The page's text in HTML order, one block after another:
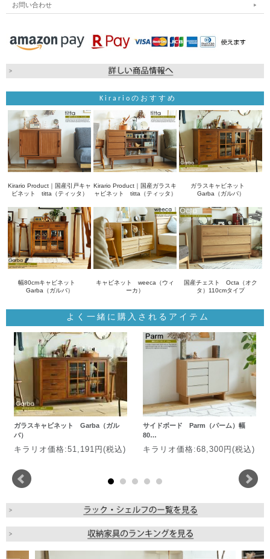
お問い合わせ
Kirarioのおすすめ
Kirario Product｜国産引戸キャ
ビネット titta（ティッタ）
Kirario Product｜国産ガラスキ
ャビネット titta（ティッタ）
ガラスキャビネット
Garba（ガルバ）
幅80cmキャビネット
Garba（ガルバ）
キャビネット weeca（ウィ
ーカ）
国産チェスト Octa（オク
タ）110cmタイプ
よく一緒に購入されるアイテム
ガラスキャビネット Garba（ガル
バ）
キラリオ価格:51,191円(税込)
サイドボード Parm（パーム）幅
80…
キラリオ価格:68,300円(税込)